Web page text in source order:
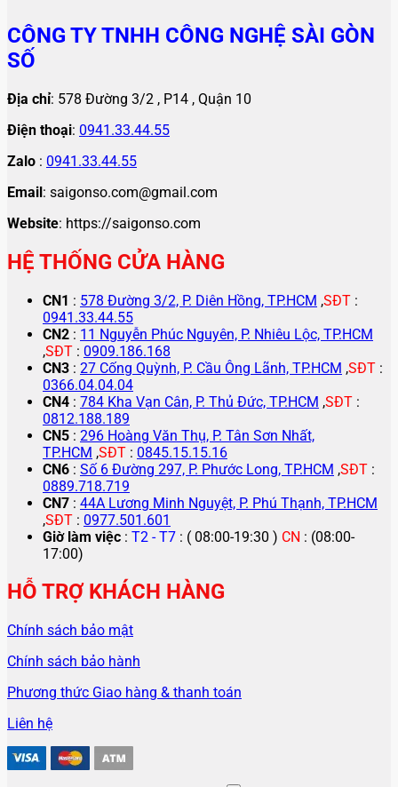
CÔNG TY TNHH CÔNG NGHỆ SÀI GÒN
SỐ
Địa chỉ: 578 Đường 3/2 , P14 , Quận 10
Điện thoại: 0941.33.44.55
Zalo : 0941.33.44.55
Email: saigonso.com@gmail.com
Website: https://saigonso.com
HỆ THỐNG CỬA HÀNG
CN1 : 578 Đường 3/2, P. Diên Hồng, TP.HCM ,SĐT :
0941.33.44.55
CN2 : 11 Nguyễn Phúc Nguyên, P. Nhiêu Lộc, TP.HCM
,SĐT : 0909.186.168
CN3 : 27 Cống Quỳnh, P. Cầu Ông Lãnh, TP.HCM ,SĐT :
0366.04.04.04
CN4 : 784 Kha Vạn Cân, P. Thủ Đức, TP.HCM ,SĐT :
0812.188.189
CN5 : 296 Hoàng Văn Thụ, P. Tân Sơn Nhất,
TP.HCM ,SĐT : 0845.15.15.16
CN6 : Số 6 Đường 297, P. Phước Long, TP.HCM ,SĐT :
0889.718.719
CN7 : 44A Lương Minh Nguyệt, P. Phú Thạnh, TP.HCM
,SĐT : 0977.501.601
Giờ làm việc : T2 - T7 : ( 08:00-19:30 ) CN : (08:00-
17:00)
HỖ TRỢ KHÁCH HÀNG
Chính sách bảo mật
Chính sách bảo hành
Phương thức Giao hàng & thanh toán
Liên hệ